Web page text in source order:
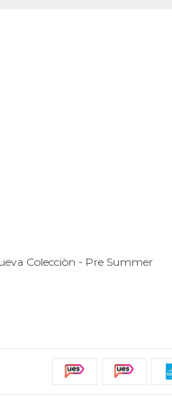
Colecciòn - Pre Summer